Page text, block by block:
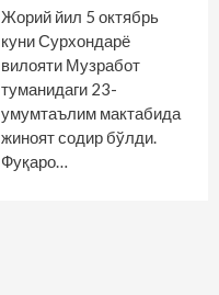
Жорий йил 5 октябрь
куни Сурхондарё
вилояти Музработ
туманидаги 23-
умумтаълим мактабида
жиноят содир бўлди.
Фуқаро…